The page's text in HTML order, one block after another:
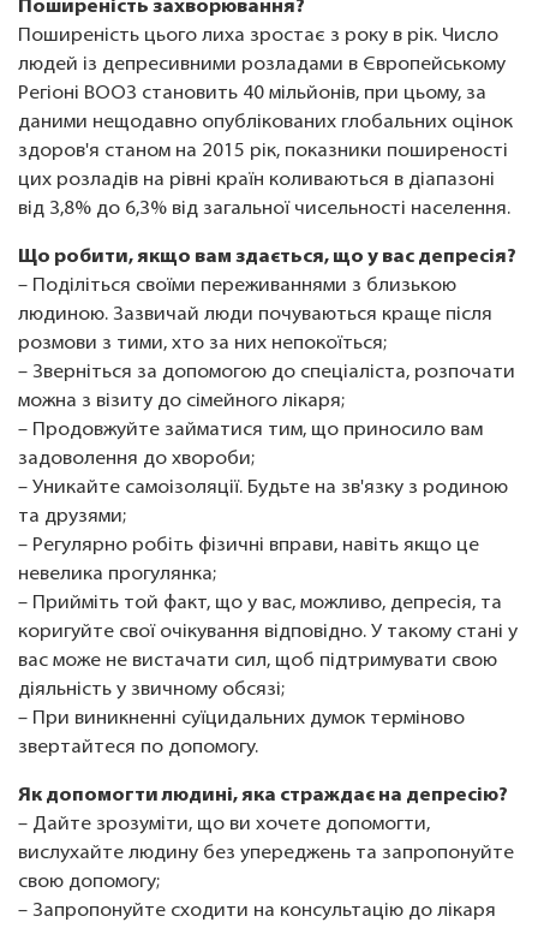
Поширеність захворювання?
Поширеність цього лиха зростає з року в рік. Число
людей із депресивними розладами в Європейському
Регіоні ВООЗ становить 40 мільйонів, при цьому, за
даними нещодавно опублікованих глобальних оцінок
здоров'я станом на 2015 рік, показники поширеності
цих розладів на рівні країн коливаються в діапазоні
від 3,8% до 6,3% від загальної чисельності населення.
Що робити, якщо вам здається, що у вас депресія?
– Поділіться своїми переживаннями з близькою
людиною. Зазвичай люди почуваються краще після
розмови з тими, хто за них непокоїться;
– Зверніться за допомогою до спеціаліста, розпочати
можна з візиту до сімейного лікаря;
– Продовжуйте займатися тим, що приносило вам
задоволення до хвороби;
– Уникайте самоізоляції. Будьте на зв'язку з родиною
та друзями;
– Регулярно робіть фізичні вправи, навіть якщо це
невелика прогулянка;
– Прийміть той факт, що у вас, можливо, депресія, та
коригуйте свої очікування відповідно. У такому стані у
вас може не вистачати сил, щоб підтримувати свою
діяльність у звичному обсязі;
– При виникненні суїцидальних думок терміново
звертайтеся по допомогу.
Як допомогти людині, яка страждає на депресію?
– Дайте зрозуміти, що ви хочете допомогти,
вислухайте людину без упереджень та запропонуйте
свою допомогу;
– Запропонуйте сходити на консультацію до лікаря